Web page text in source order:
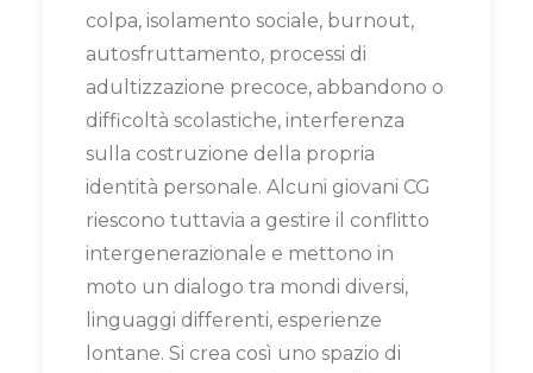
colpa, isolamento sociale, burnout,
autosfruttamento, processi di
adultizzazione precoce, abbandono o
difficoltà scolastiche, interferenza
sulla costruzione della propria
identità personale. Alcuni giovani CG
riescono tuttavia a gestire il conflitto
intergenerazionale e mettono in
moto un dialogo tra mondi diversi,
linguaggi differenti, esperienze
lontane. Si crea così uno spazio di